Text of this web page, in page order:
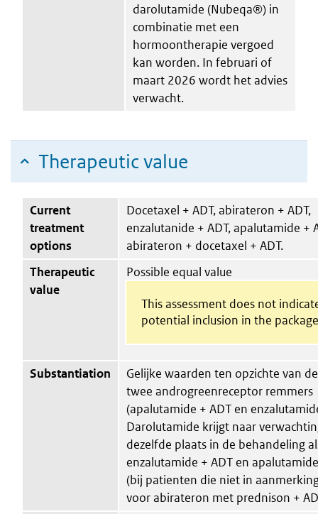
darolutamide (Nubeqa®) in
combinatie met een
hormoontherapie vergoed
kan worden. In februari of
maart 2026 wordt het advies
verwacht.
Therapeutic value
Current
treatment
options
Docetaxel + ADT, abirateron + ADT,
enzalutanide + ADT, apalutamide +
abirateron + docetaxel + ADT.
Therapeutic
value
Possible equal value
This assessment does not
potential inclusion in the
Substantiation
Gelijke waarden ten opzichte van
twee androgreenreceptor remmers
(apalutamide + ADT en
Darolutamide krijgt naar
dezelfde plaats in de behandeling
enzalutamide + ADT en
(bij patienten die niet in
voor abirateron met prednison +